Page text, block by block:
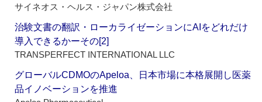
サイネオス・ヘルス・ジャパン株式会社
治験文書の翻訳・ローカライゼーションにAIをどれだけ
導入できるかーその[2]
TRANSPERFECT INTERNATIONAL LLC
グローバルCDMOのApeloa、日本市場に本格展開し医薬
品イノベーションを推進